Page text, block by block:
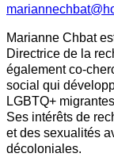
Marianne Chbat
Directrice de la
également co-
social qui
LGBTQ+
Ses intérêts de
et des sexualités
décoloniales.